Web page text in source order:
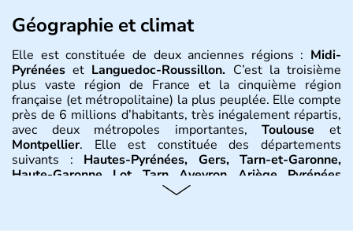
Géographie et climat
Elle est constituée de deux anciennes régions : Midi-
Pyrénées et Languedoc-Roussillon. C’est la troisième
plus vaste région de France et la cinquième région
française (et métropolitaine) la plus peuplée. Elle compte
près de 6 millions d’habitants, très inégalement répartis,
avec deux métropoles importantes,Toulouse et
Montpellier. Elle est constituée des départements
suivants : Hautes-Pyrénées, Gers, Tarn-et-Garonne,
Haute-Garonne, Lot, Tarn, Aveyron, Ariège, Pyrénées
orientales, Aude, Hérault, Gard, Lozère